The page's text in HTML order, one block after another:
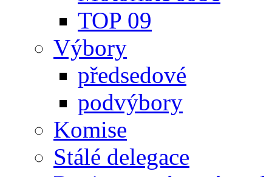
TOP 09
Výbory
předsedové
podvýbory
Komise
Stálé delegace